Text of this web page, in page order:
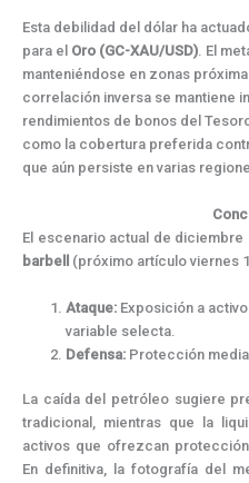
Esta debilidad del dólar ha
para el Oro (GC-XAU/USD). El
manteniéndose en zonas
correlación inversa se mantiene
rendimientos de bonos del
como la cobertura preferida
que aún persiste en varias
El escenario actual de
barbell
(próximo artículo viernes
Ataque: Exposición a
variable selecta.
Defensa: Protección
La caída del petróleo sugiere
tradicional, mientras que la
activos que ofrezcan
En definitiva, la fotografía del